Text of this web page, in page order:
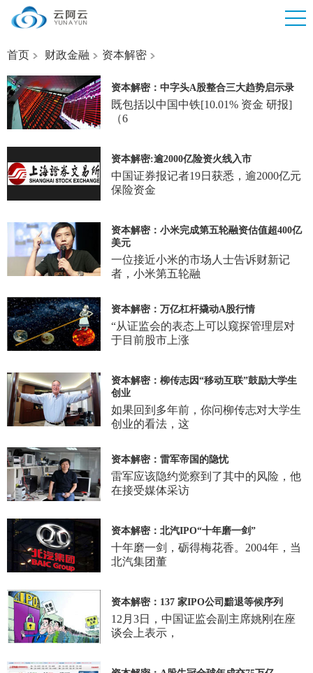
首页 财政金融 资本解密
资本解密：中字头A股整合三大趋势启示录
既包括以中国中铁[10.01% 资金 研报]
（6
资本解密:逾2000亿险资火线入市
中国证券报记者19日获悉，逾2000亿元
保险资金
资本解密：小米完成第五轮融资估值超400亿
美元
一位接近小米的市场人士告诉财新记
者，小米第五轮融
资本解密：万亿杠杆撬动A股行情
“从证监会的表态上可以窥探管理层对
于目前股市上涨
资本解密：柳传志因“移动互联”鼓励大学生
创业
如果回到多年前，你问柳传志对大学生
创业的看法，这
资本解密：雷军帝国的隐忧
雷军应该隐约觉察到了其中的风险，他
在接受媒体采访
资本解密：北汽IPO“十年磨一剑”
十年磨一剑，砺得梅花香。2004年，当
北汽集团董
资本解密：137 家IPO公司黯退等候序列
12月3日，中国证监会副主席姚刚在座
谈会上表示，